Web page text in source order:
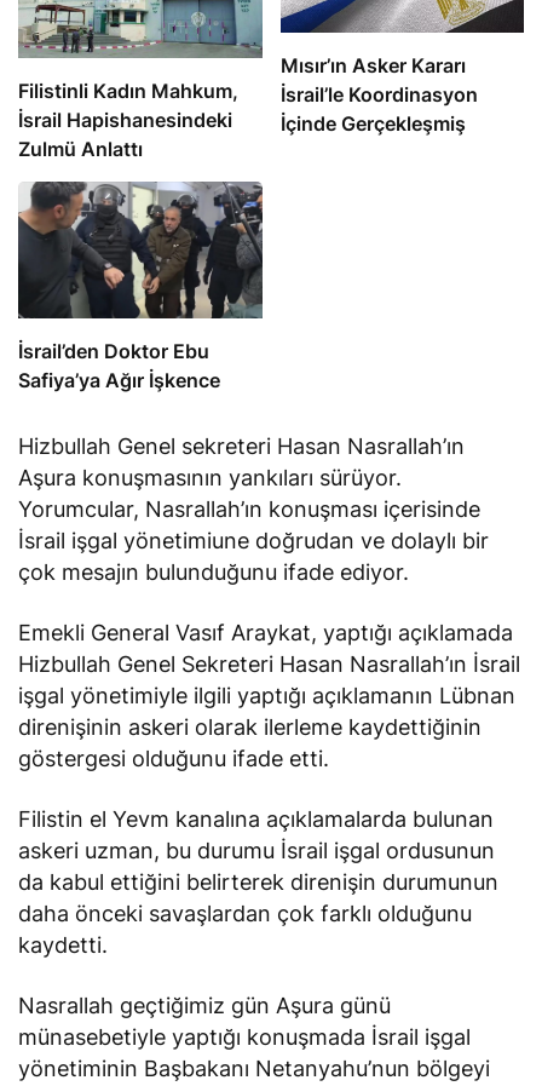
Filistinli Kadın Mahkum,
İsrail Hapishanesindeki
Zulmü Anlattı
Mısır’ın Asker Kararı
İsrail’le Koordinasyon
İçinde Gerçekleşmiş
İsrail’den Doktor Ebu
Safiya’ya Ağır İşkence
Hizbullah Genel sekreteri Hasan Nasrallah’ın
Aşura konuşmasının yankıları sürüyor.
Yorumcular, Nasrallah’ın konuşması içerisinde
İsrail işgal yönetimiune doğrudan ve dolaylı bir
çok mesajın bulunduğunu ifade ediyor.
Emekli General Vasıf Araykat, yaptığı açıklamada
Hizbullah Genel Sekreteri Hasan Nasrallah’ın İsrail
işgal yönetimiyle ilgili yaptığı açıklamanın Lübnan
direnişinin askeri olarak ilerleme kaydettiğinin
göstergesi olduğunu ifade etti.
Filistin el Yevm kanalına açıklamalarda bulunan
askeri uzman, bu durumu İsrail işgal ordusunun
da kabul ettiğini belirterek direnişin durumunun
daha önceki savaşlardan çok farklı olduğunu
kaydetti.
Nasrallah geçtiğimiz gün Aşura günü
münasebetiyle yaptığı konuşmada İsrail işgal
yönetiminin Başbakanı Netanyahu’nun bölgeyi